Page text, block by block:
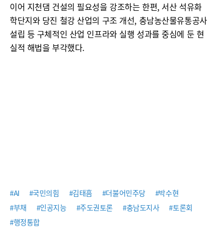
이어 지천댐 건설의 필요성을 강조하는 한편, 서산 석유화
학단지와 당진 철강 산업의 구조 개선, 충남농산물유통공사
설립 등 구체적인 산업 인프라와 실행 성과를 중심에 둔 현
실적 해법을 부각했다.
#AI #국민의힘 #김태흠 #더불어민주당
#박수현
#부채
#인공지능 #주도권토론 #충남도지사
#토론회
#행정통합